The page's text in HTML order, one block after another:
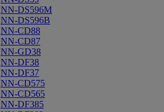
NN-DS596M
NN-DS596B
NN-CD88
NN-CD87
NN-GD38
NN-DF38
NN-DF37
NN-CD575
NN-CD565
NN-DF385